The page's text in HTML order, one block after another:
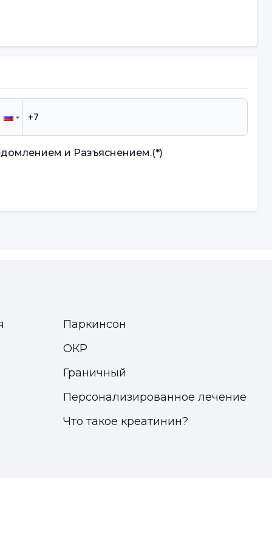
и Разъяснением.(*)
Паркинсон
ОКР
Граничный
Персонализированное лечение
Что такое креатинин?